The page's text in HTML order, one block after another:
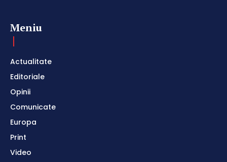
Meniu
Actualitate
Editoriale
Opinii
Comunicate
Europa
Print
Video